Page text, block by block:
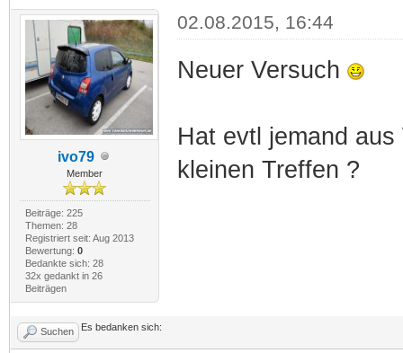
ivo79
Member
Beiträge: 225
Themen: 28
Registriert seit: Aug 2013
Bewertung: 0
Bedankte sich: 28
32x gedankt in 26
Beiträgen
02.08.2015, 16:44
Neuer Versuch
Hat evtl jemand
kleinen Treffen ?
Suchen Es bedanken sich: